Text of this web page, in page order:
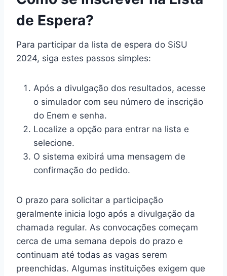
de Espera?
Para participar da lista de espera do SiSU
2024, siga estes passos simples:
Após a divulgação dos resultados, acesse
o simulador com seu número de inscrição
do Enem e senha.
Localize a opção para entrar na lista e
selecione.
O sistema exibirá uma mensagem de
confirmação do pedido.
O prazo para solicitar a participação
geralmente inicia logo após a divulgação da
chamada regular. As convocações começam
cerca de uma semana depois do prazo e
continuam até todas as vagas serem
preenchidas. Algumas instituições exigem que